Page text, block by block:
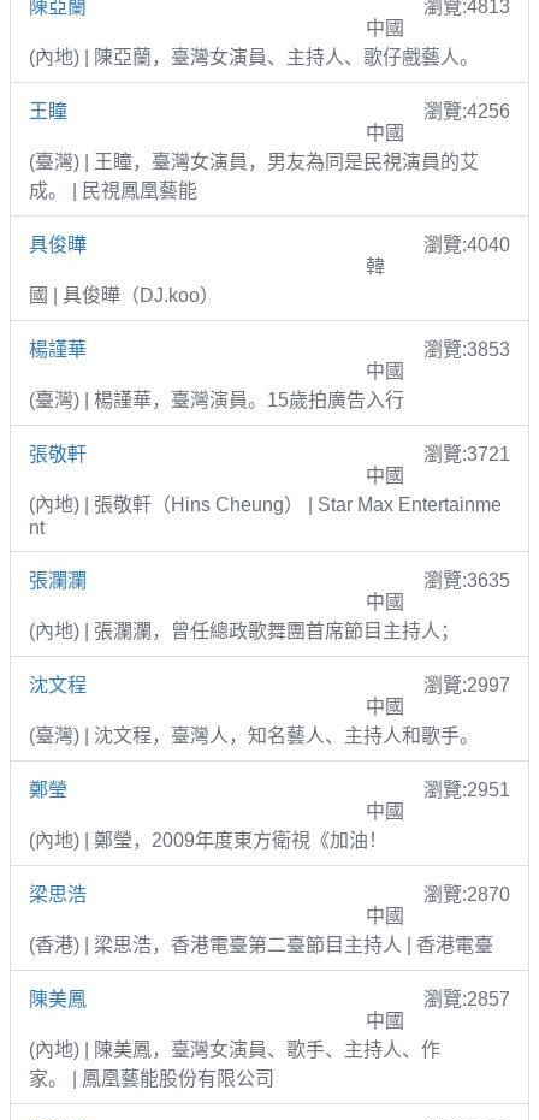
陳亞蘭
瀏覽:4813
中國
(內地) | 陳亞蘭，臺灣女演員、主持人、歌仔戲藝人。
王瞳
瀏覽:4256
中國
(臺灣) | 王瞳，臺灣女演員，男友為同是民視演員的艾
成。 | 民視鳳凰藝能
具俊曄
瀏覽:4040
韓
國 | 具俊曄（DJ.koo）
楊謹華
瀏覽:3853
中國
(臺灣) | 楊謹華，臺灣演員。15歲拍廣告入行
張敬軒
瀏覽:3721
中國
(內地) | 張敬軒（Hins Cheung） | Star Max Entertainme
nt
張瀾瀾
瀏覽:3635
中國
(內地) | 張瀾瀾，曾任總政歌舞團首席節目主持人；
沈文程
瀏覽:2997
中國
(臺灣) | 沈文程，臺灣人，知名藝人、主持人和歌手。
鄭瑩
瀏覽:2951
中國
(內地) | 鄭瑩，2009年度東方衛視《加油！
梁思浩
瀏覽:2870
中國
(香港) | 梁思浩，香港電臺第二臺節目主持人 | 香港電臺
陳美鳳
瀏覽:2857
中國
(內地) | 陳美鳳，臺灣女演員、歌手、主持人、作
家。 | 鳳凰藝能股份有限公司